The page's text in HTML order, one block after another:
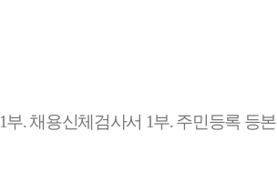
1부.채용신체검사서 1부.주민등록 등본